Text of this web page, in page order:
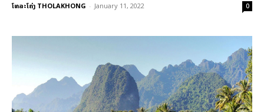
ໂທລະໂຄ່ງ THOLAKHONG - January 11, 2022 0